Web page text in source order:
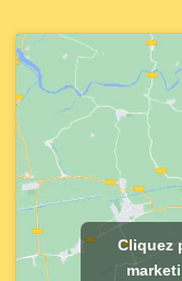
Cliquez